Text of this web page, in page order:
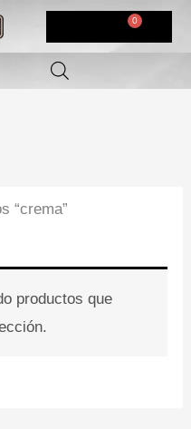
“crema”
productos que